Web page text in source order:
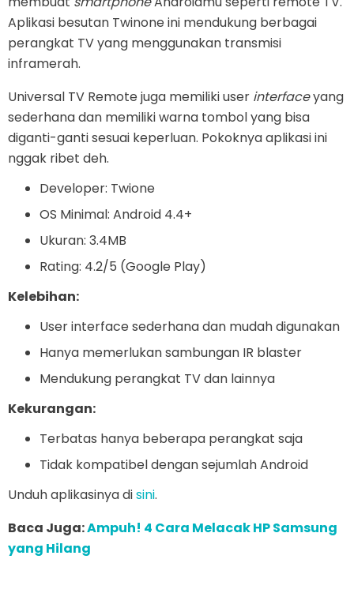
Aplikasi besutan Twinone ini mendukung berbagai
perangkat TV yang menggunakan transmisi
inframerah.
Universal TV Remote juga memiliki user interfaceyang
sederhana dan memiliki warna tombol yang bisa
diganti-ganti sesuai keperluan. Pokoknya aplikasi ini
nggak ribet deh.
Developer: Twione
OS Minimal: Android 4.4+
Ukuran: 3.4MB
Rating: 4.2/5 (Google Play)
Kelebihan:
User interface sederhana dan mudah digunakan
Hanya memerlukan sambungan IR blaster
Mendukung perangkat TV dan lainnya
Kekurangan:
Terbatas hanya beberapa perangkat saja
Tidak kompatibel dengan sejumlah Android
Unduh aplikasinya disini.
Baca Juga:Ampuh! 4 Cara Melacak HP Samsung
yang Hilang